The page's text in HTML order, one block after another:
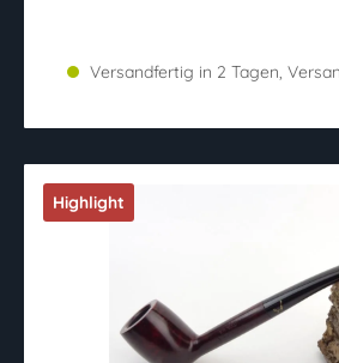
Versandfertig in 2 Tagen,
Highlight